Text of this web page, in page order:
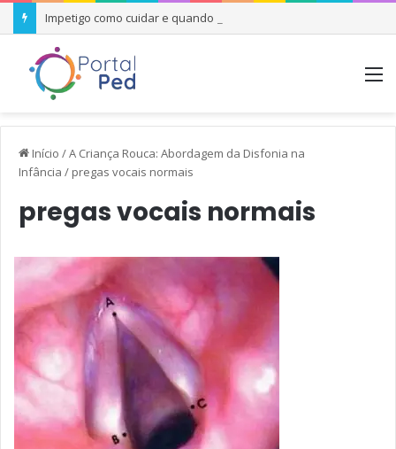
Impetigo como cuidar e quando se preocupar
Início /A Criança Rouca: Abordagem da Disfonia na
Infância / pregas vocais normais
pregas vocais normais